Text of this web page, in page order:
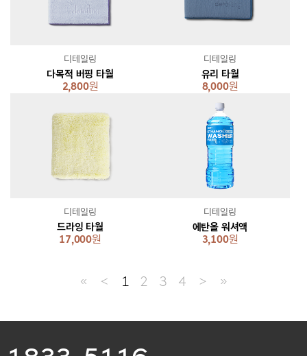
다목적 버핑 타월
2,800원
디테일링
유리 타월
8,000원
디테일링
드라잉 타월
17,000원
디테일링
에탄올 워셔액
3,100원
디테일링
≪ ＜ 1 2 3 4 ＞ ≫